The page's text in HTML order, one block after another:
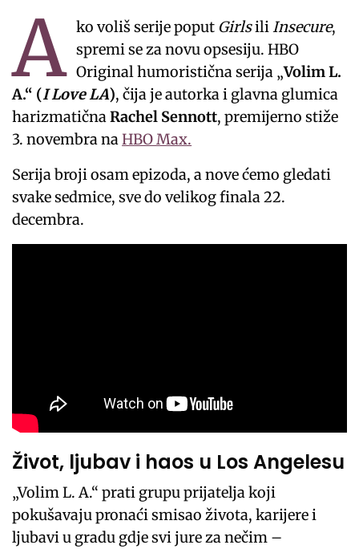
A ko voliš serije poput GirlsiliInsecure,
spremi se za novu opsesiju. HBO
Original humoristična serija „Volim L.
A.“ (I Love LA), čija je autorka i glavna glumica
harizmatičnaRachel Sennott, premijerno stiže
3. novembra naHBO Max.
Serija broji osam epizoda, a nove ćemo gledati
svake sedmice, sve do velikog finala 22.
decembra.
Život, ljubav i haos u Los Angelesu
„Volim L. A.“ prati grupu prijatelja koji
pokušavaju pronaći smisao života, karijere i
ljubavi u gradu gdje svi jure za nečim –